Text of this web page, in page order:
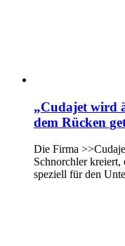
„Cudajet wird
dem Rücken
Die Firma
Schnorchler kreiert,
speziell für den